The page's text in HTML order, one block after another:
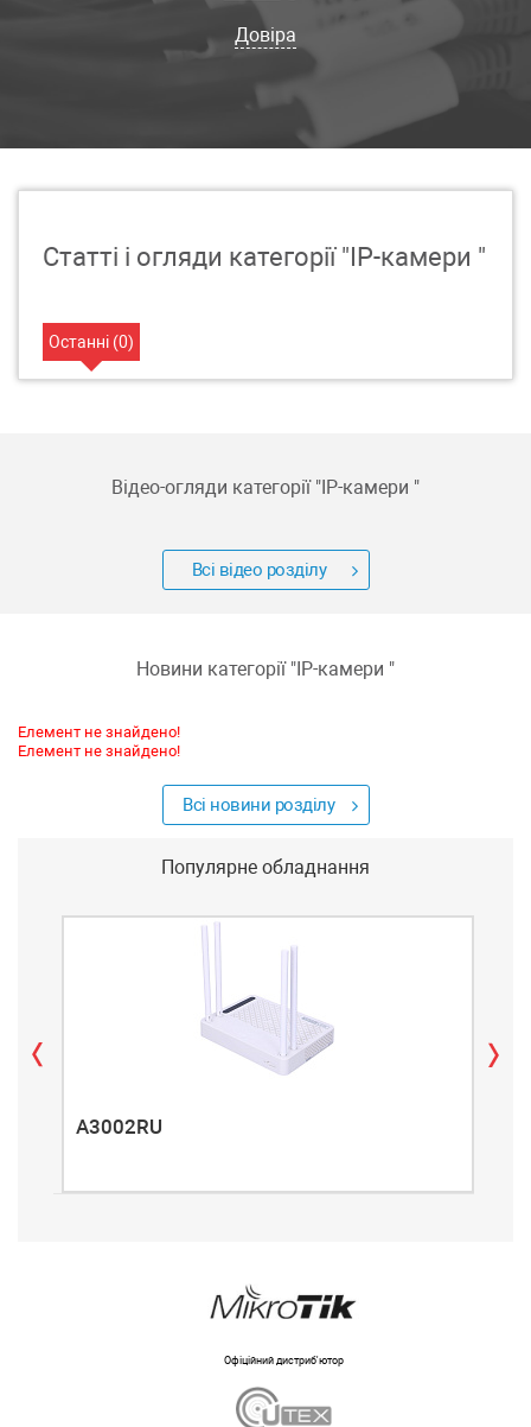
Довіра
Статті і огляди категорії "IP-камери "
Останні (0)
Відео-огляди категорії " IP-камери "
Всі відео розділу
Новини категорії "IP-камери "
Елемент не знайдено!
Елемент не знайдено!
Всі новини розділу
Популярне обладнання
A3002RU
Офіційний дистриб'ютор